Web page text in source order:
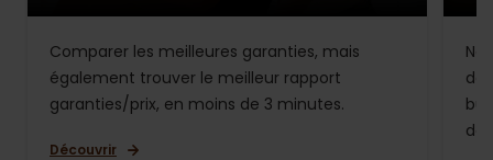
Comparer les meilleures garanties, mais
également trouver le meilleur rapport
garanties/prix, en moins de 3 minutes.
Découvrir
de
de